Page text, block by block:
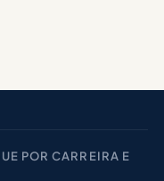
POR CARREIRA E